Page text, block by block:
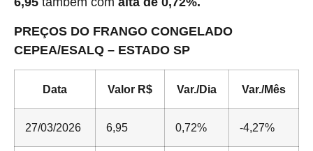
PREÇOS DO FRANGO CONGELADO
CEPEA/ESALQ – ESTADO SP
Data Valor R$ Var./Dia Var./Mês
27/03/2026 6,95 0,72% -4,27%